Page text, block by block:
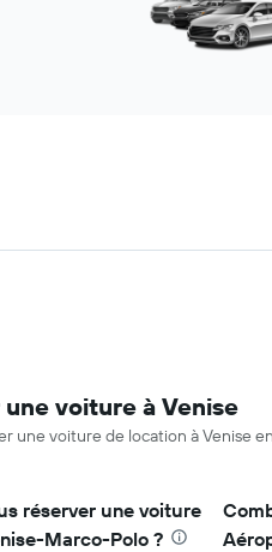
voiture à Venise
une voiture de location à Venise
réserver une voiture
Marco-Polo ?